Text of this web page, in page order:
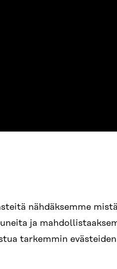
nähdäksemme mistä
ja
tarkemmin
618 991